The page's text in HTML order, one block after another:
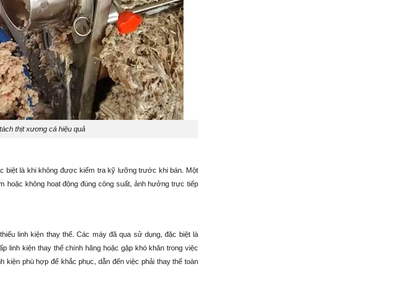
thịt xương cá hiệu quả
biệt là khi không được kiểm tra kỹ lưỡng trước khi bán. Một
hoặc không hoạt động đúng công suất, ảnh hưởng trực tiếp
linh kiện thay thế. Các máy đã qua sử dụng, đặc biệt là
linh kiện thay thế chính hãng hoặc gặp khó khăn trong việc
phù hợp để khắc phục, dẫn đến việc phải thay thế toàn